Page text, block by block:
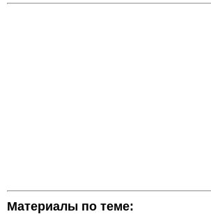
Материалы по теме: